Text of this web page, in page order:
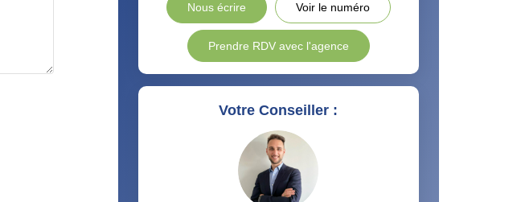
Nous écrire Voir le numéro
Prendre RDV avec l'agence
Votre Conseiller :